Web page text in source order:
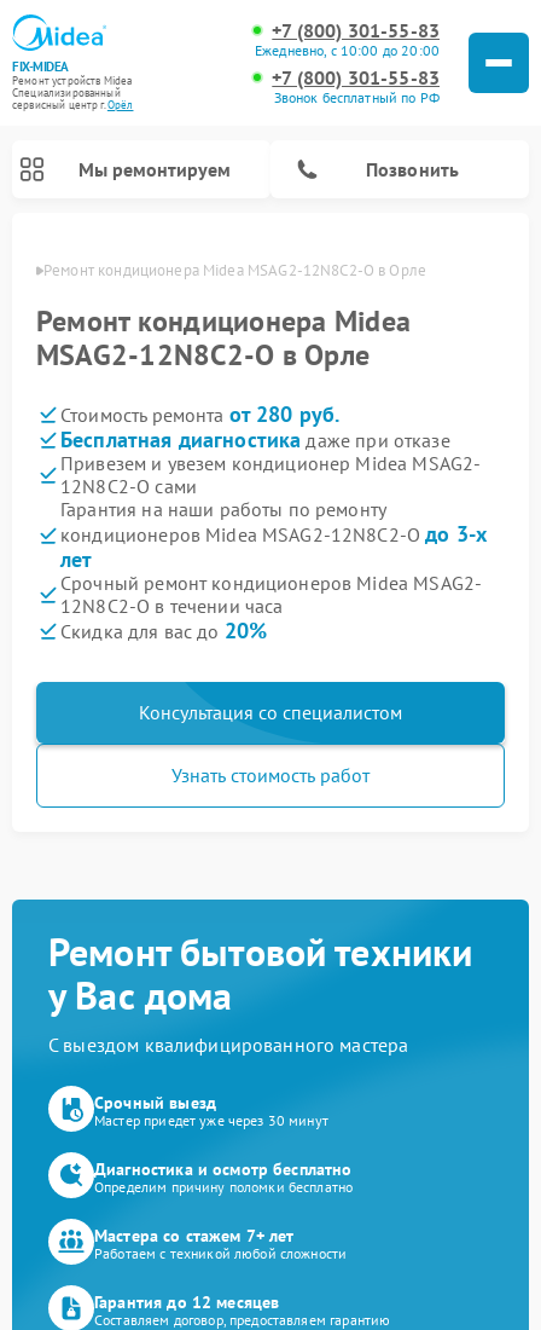
FIX-MIDEA
Ремонт устройств Midea
Специализированный
cервисный центр г.Орёл
+7 (800) 301-55-83
Ежедневно, с 10:00 до 20:00
+7 (800) 301-55-83
Звонок бесплатный по РФ
Мы ремонтируем Позвонить
Ремонт кондиционера Midea MSAG2-12N8C2-O в Орле
Ремонт кондиционера Midea
MSAG2-12N8C2-O в Орле
Стоимость ремонта от 280 руб.
Бесплатная диагностика даже при отказе
Привезем и увезем кондиционер Midea MSAG2-
12N8C2-O сами
Гарантия на наши работы по ремонту
кондиционеров Midea MSAG2-12N8C2-Oдо 3-х
лет
Срочный ремонт кондиционеров Midea MSAG2-
12N8C2-O в течении часа
Скидка для вас до 20%
Консультация со специалистом
Узнать стоимость работ
Ремонт бытовой техники
у Вас дома
С выездом квалифицированного мастера
Срочный выезд
Мастер приедет уже через 30 минут
Диагностика и осмотр бесплатно
Определим причину поломки бесплатно
Мастера со стажем 7+ лет
Работаем с техникой любой сложности
Гарантия до 12 месяцев
Составляем договор, предоставляем гарантию